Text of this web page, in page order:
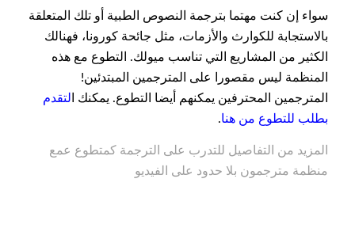
سواء إن كنت مهتما بترجمة النصوص الطبية أو تلك المتعلقة
بالاستجابة للكوارث والأزمات، مثل جائحة كورونا، فهنالك
الكثير من المشاريع التي تناسب ميولك. التطوع مع هذه
المنظمة ليس مقصورا على المترجمين المبتدئين!
المترجمين المحترفين يمكنهم أيضا التطوع. يمكنك
لتقدم
بطلب للتطوع من هنا.
المزيد من التفاصيل للتدرب على الترجمة كمتطوع عمع
منظمة مترجمون بلا حدود على الفيديو